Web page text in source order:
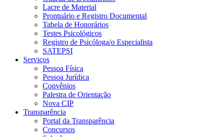
Lacre de Material
Prontuário e Registro Documental
Tabela de Honorários
Testes Psicológicos
Registro de Psicóloga/o Especialista
SATEPSI
Serviços
Pessoa Física
Pessoa Jurídica
Convênios
Palestra de Orientação
Nova CIP
Transparência
Portal da Transparência
Concursos